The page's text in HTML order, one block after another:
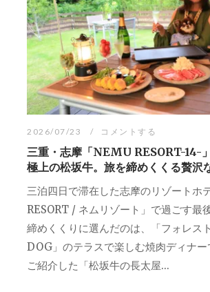
2026/07/23 コメントする
三重・志摩「NEMU RESORT-14-
極上の松坂牛。旅を締めくくる贅沢
三泊四日で滞在した志摩のリゾートホ
RESORT / ネムリゾート」で過ごす最
締めくくりに選んだのは、「フォレス
DOG」のテラスで楽しむ焼肉ディナー
ご紹介した「松坂牛の長太屋...